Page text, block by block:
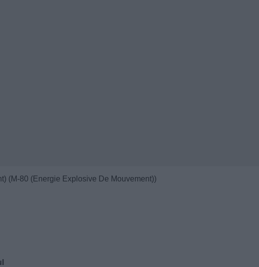
(M-80 (Energie Explosive De Mouvement))